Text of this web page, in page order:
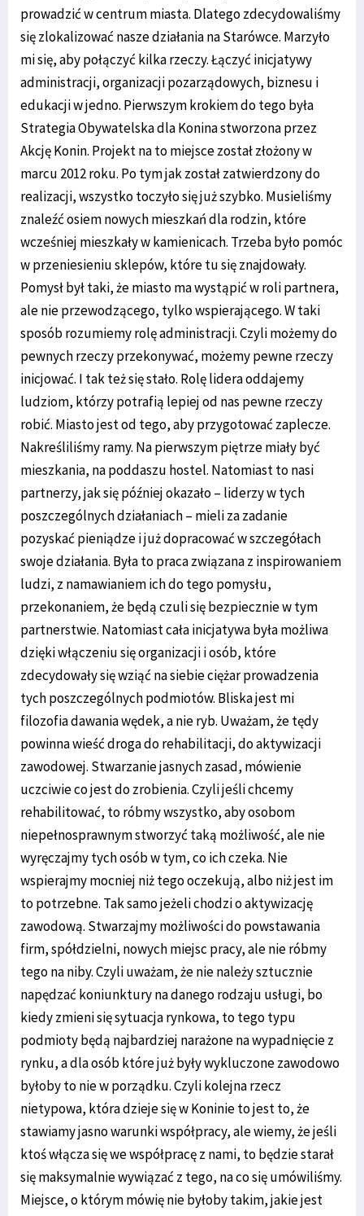
prowadzić w centrum miasta. Dlatego zdecydowaliśmy
się zlokalizować nasze działania na Starówce. Marzyło
mi się, aby połączyć kilka rzeczy. Łączyć inicjatywy
administracji, organizacji pozarządowych, biznesu i
edukacji w jedno. Pierwszym krokiem do tego była
Strategia Obywatelska dla Konina stworzona przez
Akcję Konin. Projekt na to miejsce został złożony w
marcu 2012 roku. Po tym jak został zatwierdzony do
realizacji, wszystko toczyło się już szybko. Musieliśmy
znaleźć osiem nowych mieszkań dla rodzin, które
wcześniej mieszkały w kamienicach. Trzeba było pomóc
w przeniesieniu sklepów, które tu się znajdowały.
Pomysł był taki, że miasto ma wystąpić w roli partnera,
ale nie przewodzącego, tylko wspierającego. W taki
sposób rozumiemy rolę administracji. Czyli możemy do
pewnych rzeczy przekonywać, możemy pewne rzeczy
inicjować. I tak też się stało. Rolę lidera oddajemy
ludziom, którzy potrafią lepiej od nas pewne rzeczy
robić. Miasto jest od tego, aby przygotować zaplecze.
Nakreśliliśmy ramy. Na pierwszym piętrze miały być
mieszkania, na poddaszu hostel. Natomiast to nasi
partnerzy, jak się później okazało – liderzy w tych
poszczególnych działaniach – mieli za zadanie
pozyskać pieniądze i już dopracować w szczegółach
swoje działania. Była to praca związana z inspirowaniem
ludzi, z namawianiem ich do tego pomysłu,
przekonaniem, że będą czuli się bezpiecznie w tym
partnerstwie. Natomiast cała inicjatywa była możliwa
dzięki włączeniu się organizacji i osób, które
zdecydowały się wziąć na siebie ciężar prowadzenia
tych poszczególnych podmiotów. Bliska jest mi
filozofia dawania wędek, a nie ryb. Uważam, że tędy
powinna wieść droga do rehabilitacji, do aktywizacji
zawodowej. Stwarzanie jasnych zasad, mówienie
uczciwie co jest do zrobienia. Czyli jeśli chcemy
rehabilitować, to róbmy wszystko, aby osobom
niepełnosprawnym stworzyć taką możliwość, ale nie
wyręczajmy tych osób w tym, co ich czeka. Nie
wspierajmy mocniej niż tego oczekują, albo niż jest im
to potrzebne. Tak samo jeżeli chodzi o aktywizację
zawodową. Stwarzajmy możliwości do powstawania
firm, spółdzielni, nowych miejsc pracy, ale nie róbmy
tego na niby. Czyli uważam, że nie należy sztucznie
napędzać koniunktury na danego rodzaju usługi, bo
kiedy zmieni się sytuacja rynkowa, to tego typu
podmioty będą najbardziej narażone na wypadnięcie z
rynku, a dla osób które już były wykluczone zawodowo
byłoby to nie w porządku. Czyli kolejna rzecz
nietypowa, która dzieje się w Koninie to jest to, że
stawiamy jasno warunki współpracy, ale wiemy, że jeśli
ktoś włącza się we współpracę z nami, to będzie starał
się maksymalnie wywiązać z tego, na co się umówiliśmy.
Miejsce, o którym mówię nie byłoby takim, jakie jest